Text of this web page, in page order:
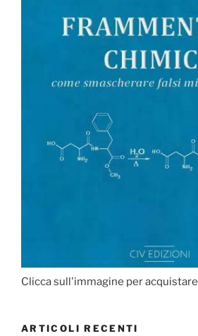
Clicca sull'immagine per acquistare
ARTICOLI RECENTI